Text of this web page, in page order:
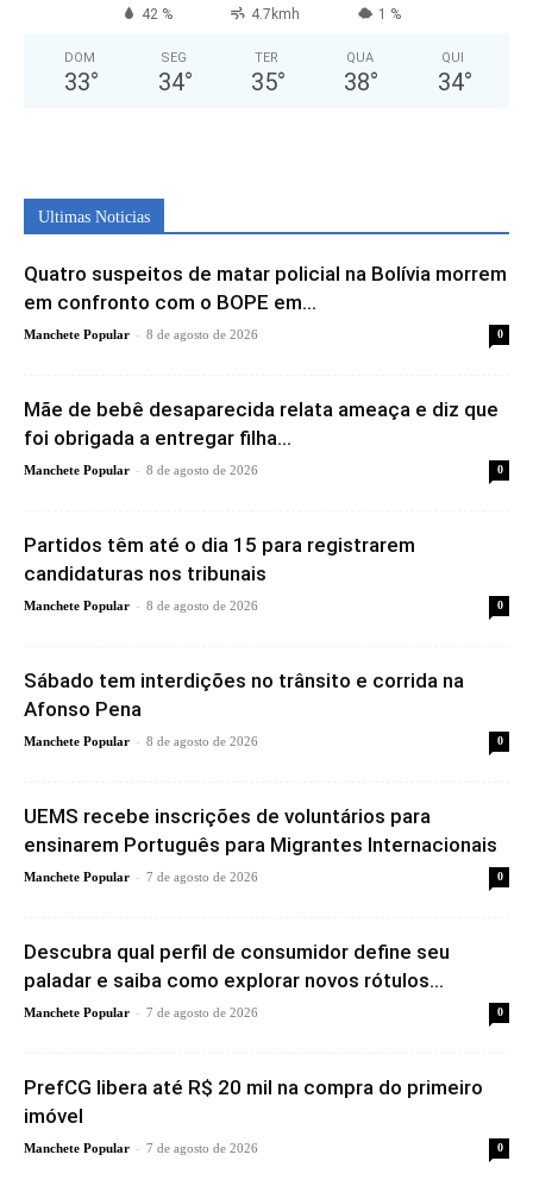
42 % 4.7kmh 1 %
DOM
33°
SEG
34°
TER
35°
QUA
38°
QUI
34°
Ultimas Noticias
Quatro suspeitos de matar policial na Bolívia morrem
em confronto com o BOPE em...
Manchete Popular - 8 de agosto de 2026 0
Mãe de bebê desaparecida relata ameaça e diz que
foi obrigada a entregar filha...
Manchete Popular - 8 de agosto de 2026 0
Partidos têm até o dia 15 para registrarem
candidaturas nos tribunais
Manchete Popular - 8 de agosto de 2026 0
Sábado tem interdições no trânsito e corrida na
Afonso Pena
Manchete Popular - 8 de agosto de 2026 0
UEMS recebe inscrições de voluntários para
ensinarem Português para Migrantes Internacionais
Manchete Popular - 7 de agosto de 2026 0
Descubra qual perfil de consumidor define seu
paladar e saiba como explorar novos rótulos...
Manchete Popular - 7 de agosto de 2026 0
PrefCG libera até R$ 20 mil na compra do primeiro
imóvel
Manchete Popular - 7 de agosto de 2026 0